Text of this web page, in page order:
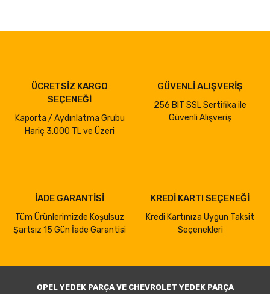
ÜCRETSİZ KARGO
SEÇENEĞİ
Kaporta / Aydınlatma Grubu
Hariç 3.000 TL ve Üzeri
GÜVENLİ ALIŞVERİŞ
256 BIT SSL Sertifika ile
Güvenli Alışveriş
İADE GARANTİSİ
Tüm Ürünlerimizde Koşulsuz
Şartsız 15 Gün İade Garantisi
KREDİ KARTI SEÇENEĞİ
Kredi Kartınıza Uygun Taksit
Seçenekleri
OPEL YEDEK PARÇA VE CHEVROLET YEDEK PARÇA